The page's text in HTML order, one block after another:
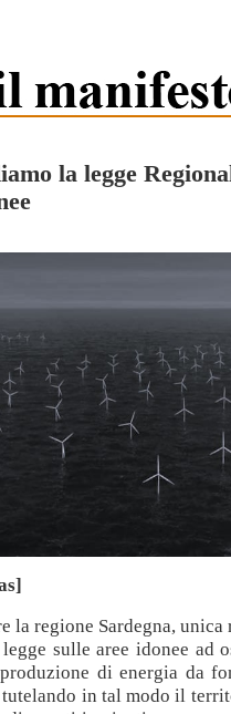
la legge
la regione Sardegna,
sulle aree idonee ad
di energia da
tutelando in tal modo il